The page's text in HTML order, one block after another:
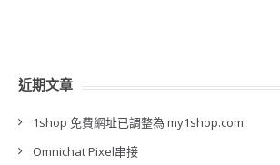
近期文章
1shop 免費網址已調整為 my1shop.com
Omnichat Pixel串接